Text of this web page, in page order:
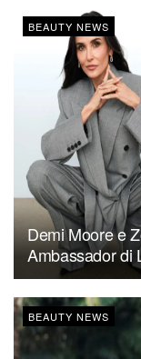
BEAUTY NEWS
Demi Moore e
Ambassador di
BEAUTY NEWS